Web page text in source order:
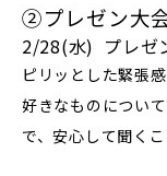
②プレゼン大
2/28(水) プレゼ
ピリッとした緊張
好きなものについ
で、安心して聞くこ